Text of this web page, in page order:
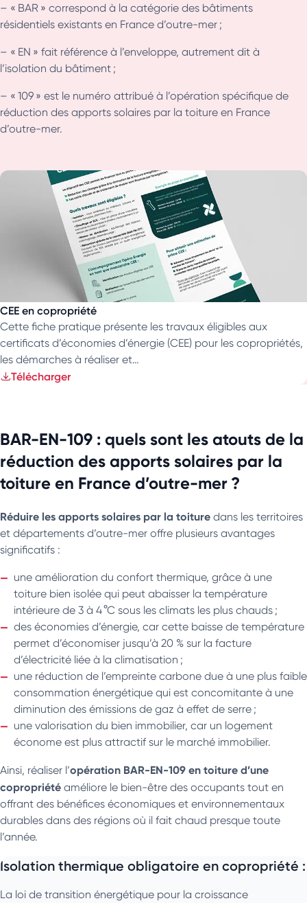
– « BAR » correspond à la catégorie des bâtiments
résidentiels existants en France d’outre-mer ;
– « EN » fait référence à l’enveloppe, autrement dit à
l’isolation du bâtiment ;
– « 109 » est le numéro attribué à l’opération spécifique de
réduction des apports solaires par la toiture en France
d’outre-mer.
CEE en copropriété
Cette fiche pratique présente les travaux éligibles aux
certificats d’économies d’énergie (CEE) pour les copropriétés,
les démarches à réaliser et…
Télécharger
BAR-EN-109 : quels sont les atouts de la
réduction des apports solaires par la
toiture en France d’outre-mer ?
Réduire les apports solaires par la toiture dans les territoires
et départements d’outre-mer offre plusieurs avantages
significatifs :​
une amélioration du confort thermique, grâce à une
toiture bien isolée qui peut abaisser la température
intérieure de 3 à 4 °C sous les climats les plus chauds ;
des économies d’énergie, car cette baisse de température
permet d’économiser jusqu’à 20 % sur la facture
d’électricité liée à la climatisation ;
une réduction de l’empreinte carbone due à une plus faible
consommation énergétique qui est concomitante à une
diminution des émissions de gaz à effet de serre ;
une valorisation du bien immobilier, car un logement
économe est plus attractif sur le marché immobilier.
Ainsi, réaliser l’opération BAR-EN-109 en toiture d’une
copropriété améliore le bien-être des occupants tout en
offrant des bénéfices économiques et environnementaux
durables dans des régions où il fait chaud presque toute
l’année.
Isolation thermique obligatoire en copropriété :
La loi de transition énergétique pour la croissance